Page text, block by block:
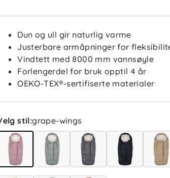
Dun og ull gir naturlig varme
Justerbare armåpninger for
Vindtett med 8000 mm vannsøyle
Forlengerdel for bruk opptil 4 år
OEKO-TEX®-sertifiserte materialer
stil:grape-wings